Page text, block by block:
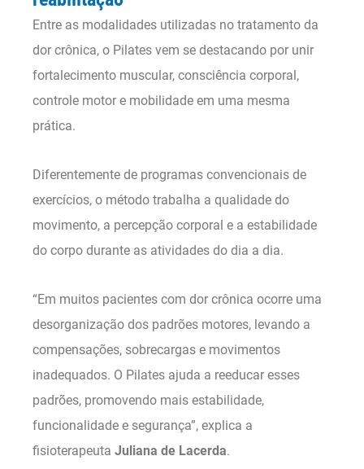
Entre as modalidades utilizadas no tratamento da
dor crônica, o Pilates vem se destacando por unir
fortalecimento muscular, consciência corporal,
controle motor e mobilidade em uma mesma
prática.
Diferentemente de programas convencionais de
exercícios, o método trabalha a qualidade do
movimento, a percepção corporal e a estabilidade
do corpo durante as atividades do dia a dia.
“Em muitos pacientes com dor crônica ocorre uma
desorganização dos padrões motores, levando a
compensações, sobrecargas e movimentos
inadequados. O Pilates ajuda a reeducar esses
padrões, promovendo mais estabilidade,
funcionalidade e segurança”, explica a
fisioterapeuta Juliana de Lacerda.